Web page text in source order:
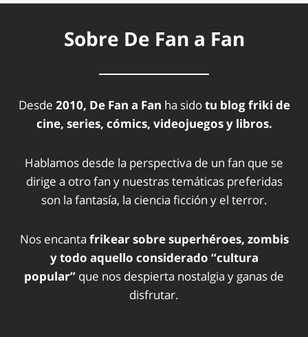
Sobre De Fan a Fan
Desde 2010, De Fan a Fan ha sidotu blog friki de
cine, series, cómics, videojuegos y libros.
Hablamos desde la perspectiva de un fan que se
dirige a otro fan y nuestras temáticas preferidas
son la fantasía, la ciencia ficción y el terror.
Nos encanta frikear sobre superhéroes, zombis
y todo aquello considerado “cultura
popular” que nos despierta nostalgia y ganas de
disfrutar.